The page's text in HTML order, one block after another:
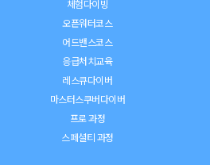
체험다이빙
오픈워터코스
어드밴스코스
응급처치교육
레스큐다이버
마스터스쿠버다이버
프로 과정
스페셜티 과정